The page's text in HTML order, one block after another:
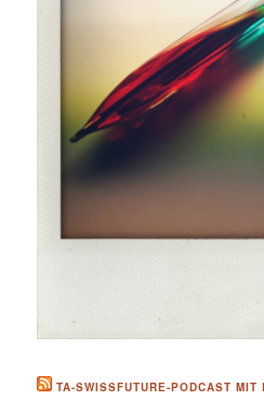
TA-SWISSFUTURE-PODCAST MIT